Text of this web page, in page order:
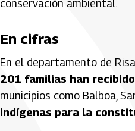
conservación ambiental.
En cifras
En el departamento de
201 familias han
municipios como Balboa,
indígenas para la